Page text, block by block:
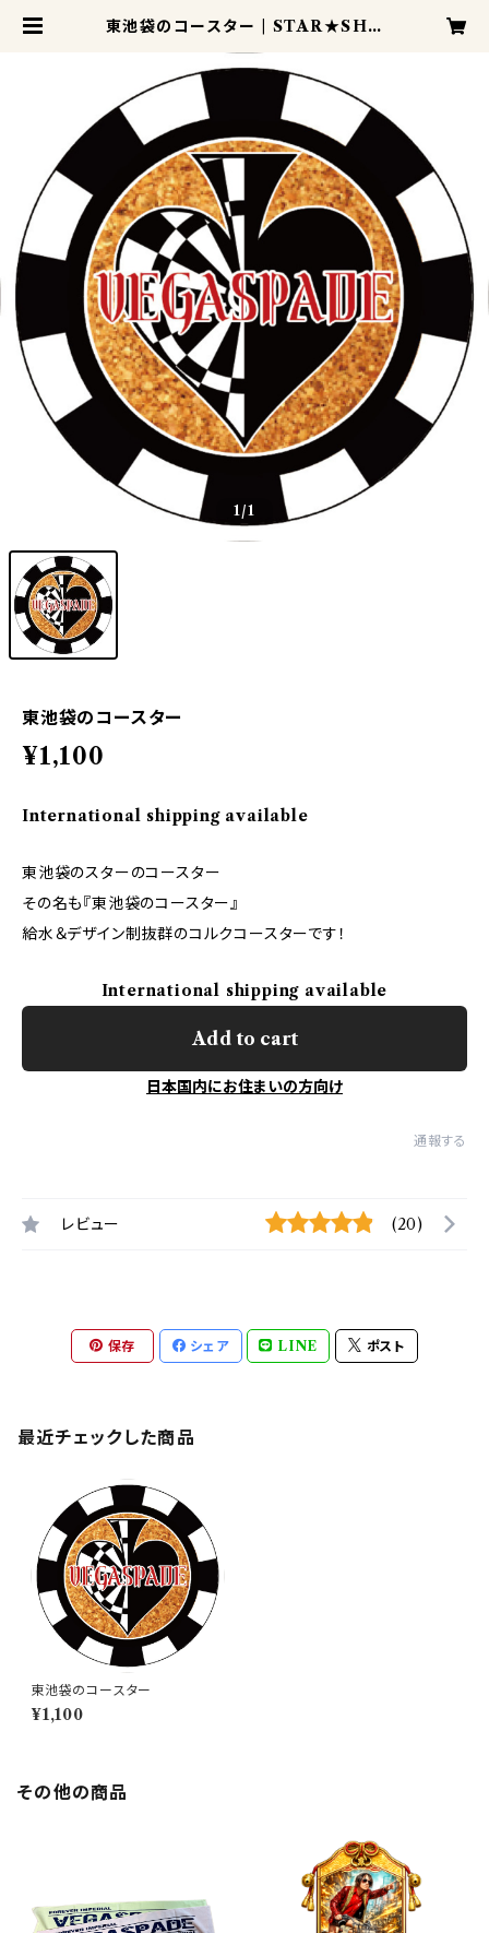
東池袋のコースター | STAR★SHO
1/1
東池袋のコースター
¥1,100
International shipping available
東池袋のスターのコースター
その名も『東池袋のコースター』
給水＆デザイン制抜群のコルクコースターです！
International shipping available
Add to cart
日本国内にお住まいの方向け
通報する
レビュー (20)
保存 シェア LINE ポスト
最近チェックした商品
東池袋のコースター
¥1,100
その他の商品